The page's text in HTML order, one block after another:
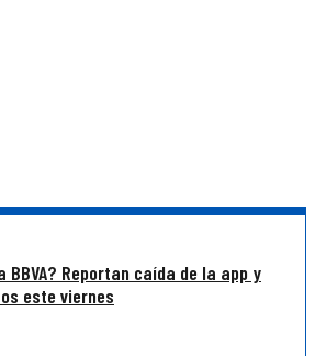
BBVA? Reportan caída de la app y
este viernes